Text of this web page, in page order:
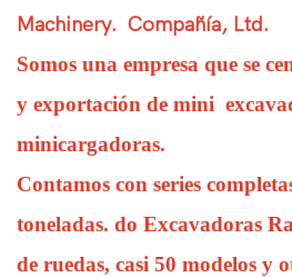
Machinery. Compañía, Ltd.
Somos una empresa que se
y exportación de mini
minicargadoras.
Contamos con series
toneladas. do Excavadoras
de ruedas, casi 50 modelos y